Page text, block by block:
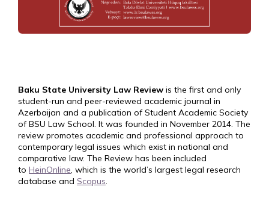
Baku State University Law Review is the first and only
student-run and peer-reviewed academic journal in
Azerbaijan and a publication of Student Academic Society
of BSU Law School. It was founded in November 2014. The
review promotes academic and professional approach to
contemporary legal issues which exist in national and
comparative law. The Review has been included
to HeinOnline, which is the world’s largest legal research
database and Scopus.